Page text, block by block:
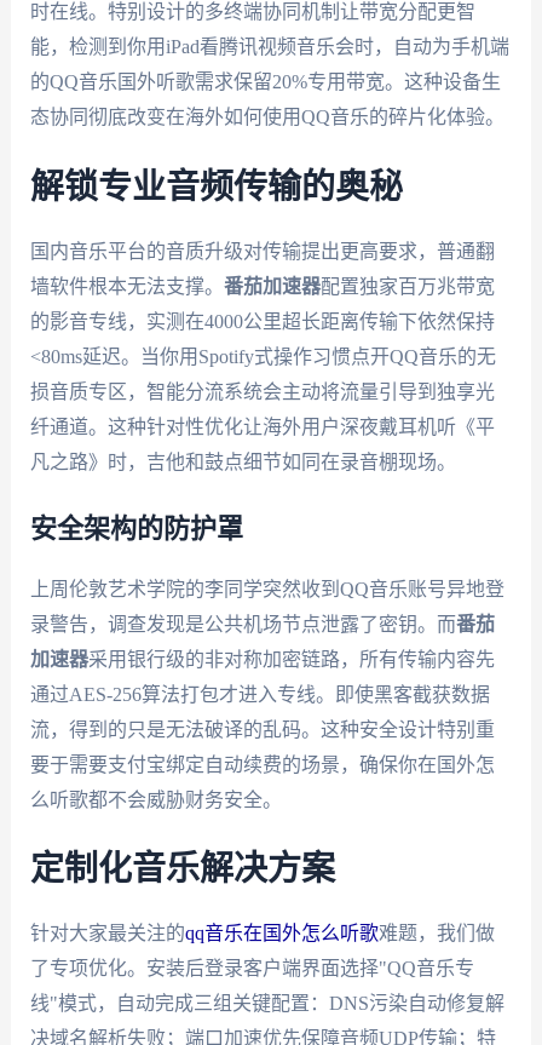
时在线。特别设计的多终端协同机制让带宽分配更智
能，检测到你用iPad看腾讯视频音乐会时，自动为手机端
的QQ音乐国外听歌需求保留20%专用带宽。这种设备生
态协同彻底改变在海外如何使用QQ音乐的碎片化体验。
解锁专业音频传输的奥秘
国内音乐平台的音质升级对传输提出更高要求，普通翻
墙软件根本无法支撑。 番茄加速器配置独家百万兆带宽
的影音专线，实测在4000公里超长距离传输下依然保持
<80ms延迟。当你用Spotify式操作习惯点开QQ音乐的无
损音质专区，智能分流系统会主动将流量引导到独享光
纤通道。这种针对性优化让海外用户深夜戴耳机听《平
凡之路》时，吉他和鼓点细节如同在录音棚现场。
安全架构的防护罩
上周伦敦艺术学院的李同学突然收到QQ音乐账号异地登
录警告，调查发现是公共机场节点泄露了密钥。而番茄
加速器采用银行级的非对称加密链路，所有传输内容先
通过AES-256算法打包才进入专线。即使黑客截获数据
流，得到的只是无法破译的乱码。这种安全设计特别重
要于需要支付宝绑定自动续费的场景，确保你在国外怎
么听歌都不会威胁财务安全。
定制化音乐解决方案
针对大家最关注的qq音乐在国外怎么听歌难题，我们做
了专项优化。安装后登录客户端界面选择"QQ音乐专
线"模式，自动完成三组关键配置：DNS污染自动修复解
决域名解析失败；端口加速优先保障音频UDP传输；特